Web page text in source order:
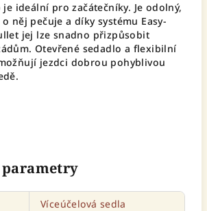
ideální pro začátečníky. Je odolný,
něj pečuje a díky systému Easy-
jej lze snadno přizpůsobit
Otevřené sedadlo a flexibilní
jezdci dobrou pohyblivou
Víceúčelová sedla